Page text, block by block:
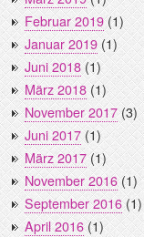
Februar 2019(1)
Januar 2019(1)
Juni 2018(1)
März 2018(1)
November 2017(3)
Juni 2017(1)
März 2017(1)
November 2016(1)
September 2016(1)
April 2016(1)